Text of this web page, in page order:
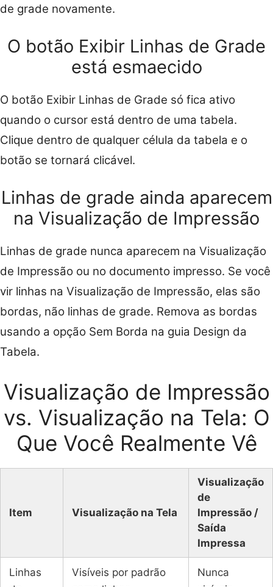
de grade novamente.
O botão Exibir Linhas de Grade
está esmaecido
O botão Exibir Linhas de Grade só fica ativo
quando o cursor está dentro de uma tabela.
Clique dentro de qualquer célula da tabela e o
botão se tornará clicável.
Linhas de grade ainda aparecem
na Visualização de Impressão
Linhas de grade nunca aparecem na Visualização
de Impressão ou no documento impresso. Se você
vir linhas na Visualização de Impressão, elas são
bordas, não linhas de grade. Remova as bordas
usando a opção Sem Borda na guia Design da
Tabela.
Visualização de Impressão
vs. Visualização na Tela: O
Que Você Realmente Vê
Item Visualização na Tela
Visualização
de
Impressão /
Saída
Impressa
Linhas
Visíveis por padrão
Nunca